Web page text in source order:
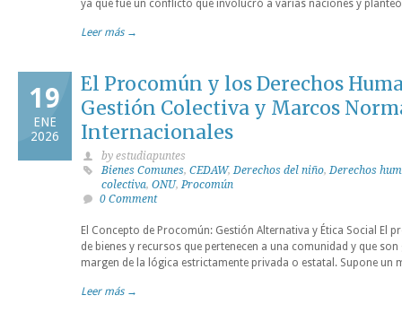
ya que fue un conflicto que involucró a varias naciones y
Leer más →
19
ENE
2026
El Procomún y los Derechos
Gestión Colectiva y Marcos
Internacionales
by estudiapuntes
Bienes Comunes, CEDAW,Derechos del niño,Derechos
colectiva, ONU,Procomún
0 Comment
El Concepto de Procomún: Gestión Alternativa y Ética Social El
de bienes y recursos que pertenecen a una comunidad y que
margen de la lógica estrictamente privada o estatal. Supone un
Leer más →